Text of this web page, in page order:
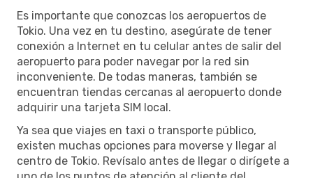
Es importante que conozcas los aeropuertos de
Tokio. Una vez en tu destino, asegúrate de tener
conexión a Internet en tu celular antes de salir del
aeropuerto para poder navegar por la red sin
inconveniente. De todas maneras, también se
encuentran tiendas cercanas al aeropuerto donde
adquirir una tarjeta SIM local.
Ya sea que viajes en taxi o transporte público,
existen muchas opciones para moverse y llegar al
centro de Tokio. Revísalo antes de llegar o dirígete a